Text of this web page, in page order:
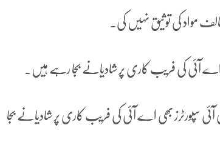
مواد کی توثیق نہیں کی۔
اے آئی کی فریب کاری پر شادیانے بجا رہے ہیں۔
آئی سپورٹرز بھی اے آئی کی فریب کاری پر شادیانے بجا